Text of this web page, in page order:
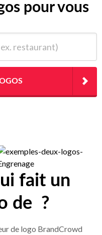
pour vous
fait un
de ?
de logo BrandCrowd